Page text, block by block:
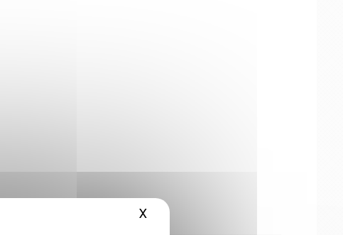
X Masquer le bandeau des cookies